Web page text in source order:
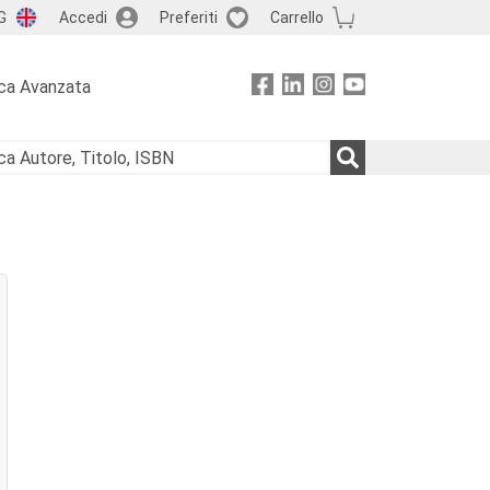
Accedi Preferiti Carrello
Avanzata